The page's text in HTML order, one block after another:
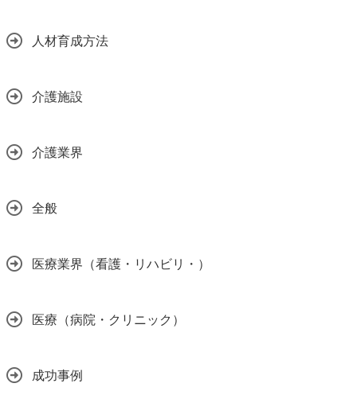
人材育成方法
介護施設
介護業界
全般
医療業界（看護・リハビリ・）
医療（病院・クリニック）
成功事例